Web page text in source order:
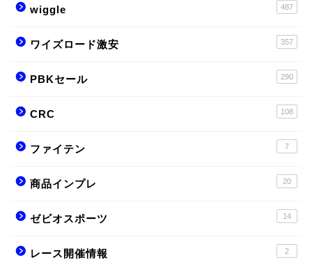
wiggle 487
ワイズロード激安 357
PBKセール 290
CRC 108
ファイテン 7
商品インプレ 20
ゼビオスポーツ 14
レース開催情報 2